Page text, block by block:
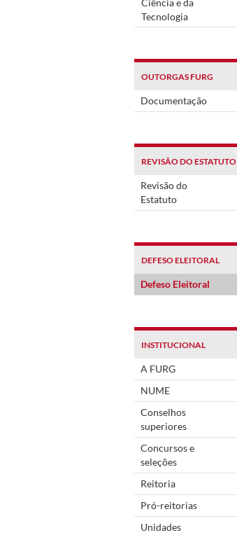
Tecnologia
OUTORGAS FURG
Documentação
REVISÃO DO ESTATUTO
Revisão do
Estatuto
DEFESO ELEITORAL
Defeso Eleitoral
INSTITUCIONAL
A FURG
NUME
Conselhos
superiores
Concursos e
seleções
Reitoria
Pró-reitorias
Unidades